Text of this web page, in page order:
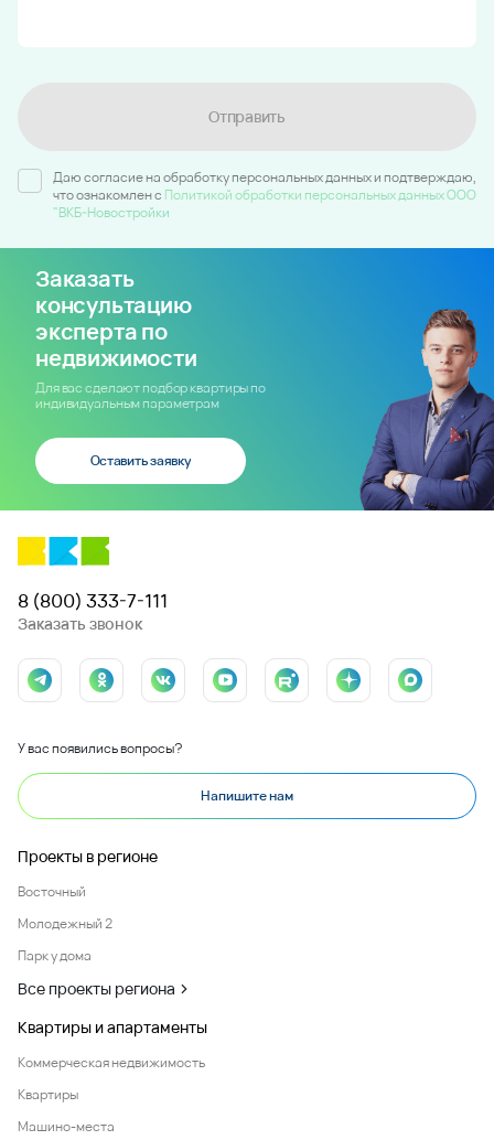
Отправить
Даю согласие на обработку персональных данных и подтверждаю,
что ознакомлен c Политикой обработки персональных данных ООО
"ВКБ-Новостройки
Заказать
консультацию
эксперта по
недвижимости
Для вас сделают подбор квартиры по
индивидуальным параметрам
Оставить заявку
8 (800) 333-7-111
Заказать звонок
У вас появились вопросы?
Напишите нам
Проекты в регионе
Восточный
Молодежный 2
Парк у дома
Все проекты региона
Квартиры и апартаменты
Коммерческая недвижимость
Квартиры
Машино-места